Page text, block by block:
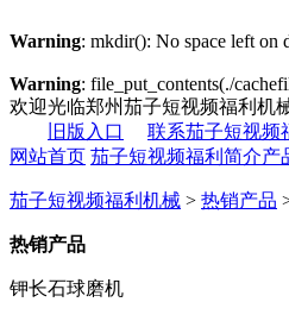
Warning: mkdir(): No space left on
Warning: file_put_contents(./
欢迎光临郑州茄子短视频福利机
旧版入口
联系茄子短视频
网站首页 茄子短视频福利简介产
茄子短视频福利机械 > 热销产品
热销产品
钾长石球磨机